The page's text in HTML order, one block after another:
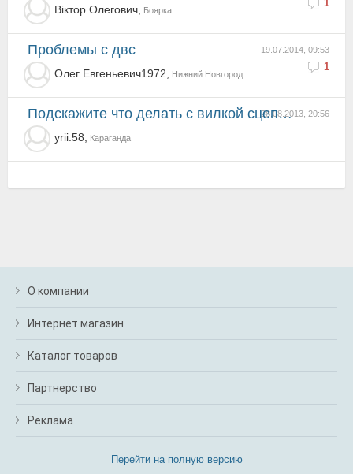
1
Віктор Олегович, Боярка
19.07.2014, 09:53
1
проблемы с двс
Олег Евгеньевич1972, Нижний Новгород
28.08.2013, 20:56
подскажите что делать с вилкой сцепления постоянно обрывает крепится полушаром зарание благодарен
yrii.58, Караганда
О компании
Интернет магазин
Каталог товаров
Партнерство
Реклама
Перейти на полную версию